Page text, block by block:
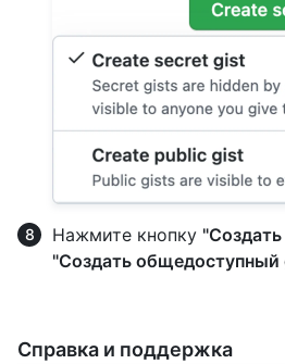
Нажмите кнопку
"Создать общедоступный
Справка и поддержка